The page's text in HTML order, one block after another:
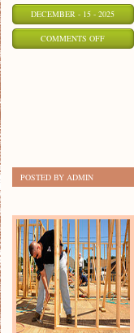
DECEMBER - 15 - 2025
COMMENTS OFFON
POSTED BY ADMIN